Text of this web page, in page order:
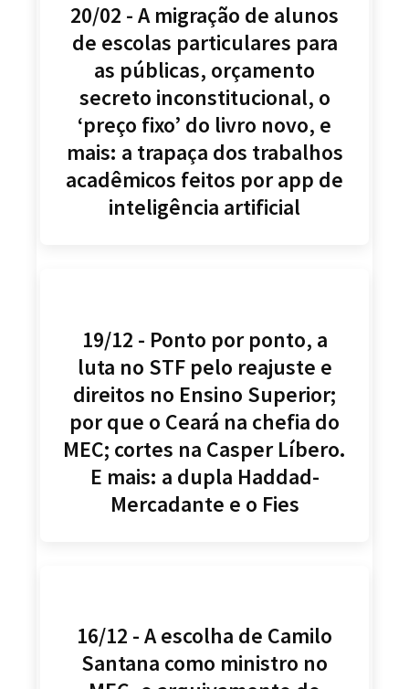
20/02 - A migração de alunos
de escolas particulares para
as públicas, orçamento
secreto inconstitucional, o
‘preço fixo’ do livro novo, e
mais: a trapaça dos trabalhos
acadêmicos feitos por app de
inteligência artificial
19/12 - Ponto por ponto, a
luta no STF pelo reajuste e
direitos no Ensino Superior;
por que o Ceará na chefia do
MEC; cortes na Casper Líbero.
E mais: a dupla Haddad-
Mercadante e o Fies
16/12 - A escolha de Camilo
Santana como ministro no